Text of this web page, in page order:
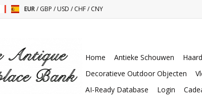
EUR/GBP /USD /CHF/CNY
Home Antieke Schouwen
Decoratieve Outdoor Objecten
AI-Ready Database
Login